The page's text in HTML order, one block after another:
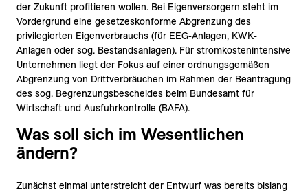
der Zukunft profitieren wollen. Bei Eigenversorgern steht im
Vordergrund eine gesetzeskonforme Abgrenzung des
privilegierten Eigenverbrauchs (für EEG-Anlagen, KWK-
Anlagen oder sog. Bestandsanlagen). Für stromkostenintensive
Unternehmen liegt der Fokus auf einer ordnungsgemäßen
Abgrenzung von Drittverbräuchen im Rahmen der Beantragung
des sog. Begrenzungsbescheides beim Bundesamt für
Wirtschaft und Ausfuhrkontrolle (BAFA).
Was soll sich im Wesentlichen
ändern?
Zunächst einmal unterstreicht der Entwurf was bereits bislang